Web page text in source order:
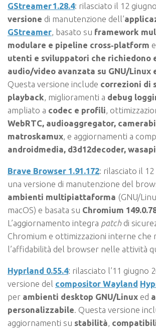
GStreamer 1.28.4: rilasciato il 12
versione di manutenzione dell’
GStreamer, basato su framework
modulare e pipeline cross‑platform
utenti e sviluppatori che richiedono
audio/video avanzata su GNU/Linux
Questa versione include correzioni di
playback, miglioramenti a debug
ampliato a codec e profili,
WebRTC, audioaggregator,
matroskamux, e aggiornamenti a
androidmedia, d3d12decoder,
Brave Browser 1.91.172: rilasciato il
una versione di manutenzione del
ambienti multipiattaforma (GNU/
macOS) e basata su Chromium
L’aggiornamento integra patch di
Chromium e ottimizzazioni interne che
l’affidabilità del browser nelle attività
Hyprland 0.55.4: rilasciato l’11 giugno
versione del compositor Wayland
per ambienti desktop GNU/Linux ed
personalizzabile . Questa versione
aggiornamenti su stabilità